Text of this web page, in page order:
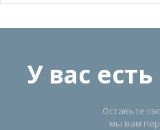
У вас
Оставьте
мы вам